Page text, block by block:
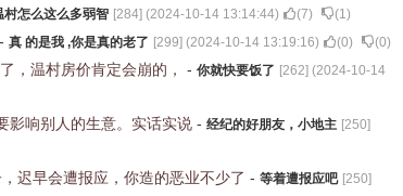
村怎么这么多弱智 [284] (2024-10-14 13:14:44) (7) (1)
- 真 的是我 ,你是真的老了 [299] (2024-10-14 13:19:16) (0) (0)
，温村房价肯定会崩的， - 你就快要饭了 [262] (2024-10-14
影响别人的生意。实话实说 - 经纪的好朋友，小地主 [250]
迟早会遭报应，你造的恶业不少了 - 等着遭报应吧 [250]